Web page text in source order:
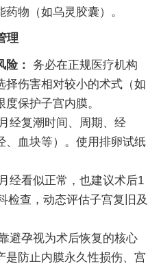
物（如乌灵胶囊）。
理
险： 务必在正规医疗机构
择伤害相对较小的术式（如
保护子宫内膜。
经复潮时间、周期、经
、血块等）。使用排卵试纸
经看似正常，也建议术后1
检查，动态评估子宫复旧及
避孕视为术后恢复的核心
是防止内膜永久性损伤、宫